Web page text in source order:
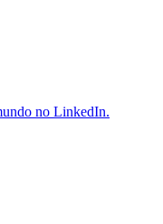
no LinkedIn.